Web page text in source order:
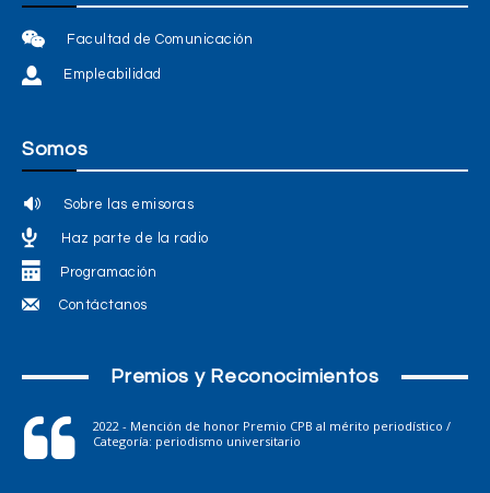
Facultad de Comunicación
Empleabilidad
Somos
Sobre las emisoras
Haz parte de la radio
Programación
Contáctanos
Premios y Reconocimientos
2022 - Mención de honor Premio CPB al mérito periodístico /
Categoría: periodismo universitario